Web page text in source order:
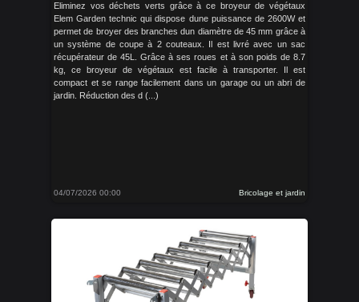
Eliminez vos déchets verts grâce à ce broyeur de végétaux
Elem Garden technic qui dispose dune puissance de 2600W et
permet de broyer des branches dun diamètre de 45 mm grâce à
un système de coupe à 2 couteaux. Il est livré avec un sac
récupérateur de 45L. Grâce à ses roues et à son poids de 8.7
kg, ce broyeur de végétaux est facile à transporter. Il est
compact et se range facilement dans un garage ou un abri de
jardin. Réduction des d (...)
04/07/2026 00:00 Bricolage et jardin